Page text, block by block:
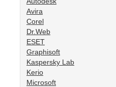
Avira
Corel
Dr.Web
ESET
Graphisoft
Kaspersky Lab
Kerio
Microsoft